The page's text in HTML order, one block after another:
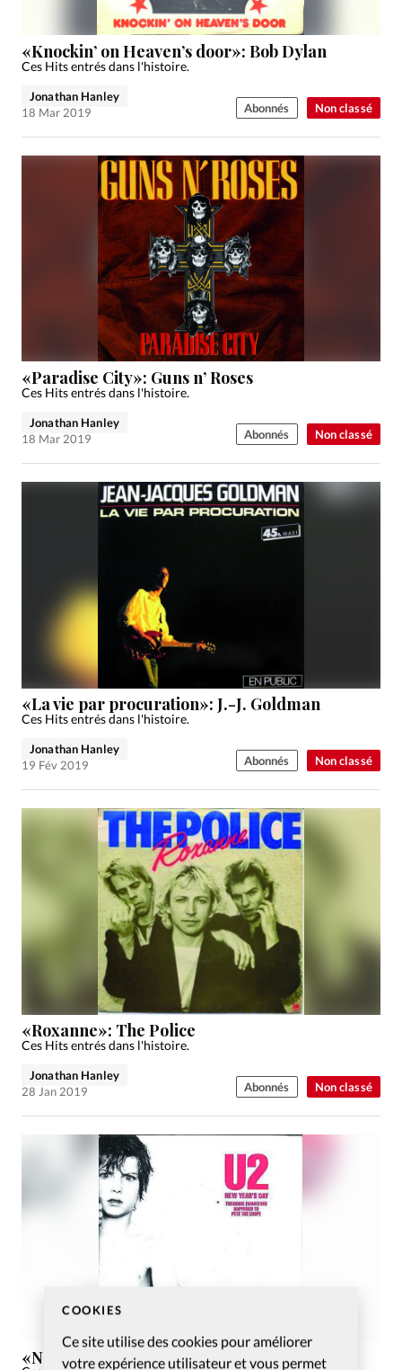
COOKIES
Ce site utilise des cookies pour améliorer
votre expérience utilisateur et vous permet
Non classé
«Knockin’ on Heaven’s door»: Bob Dylan
Ces Hits entrés dans l'histoire.
Jonathan Hanley
18 Mar 2019
Abonnés
Non classé
«Paradise City»: Guns n’ Roses
Ces Hits entrés dans l'histoire.
Jonathan Hanley
18 Mar 2019
Abonnés
Non classé
«La vie par procuration»: J.-J. Goldman
Ces Hits entrés dans l'histoire.
Jonathan Hanley
19 Fév 2019
Abonnés
Non classé
«Roxanne»: The Police
Ces Hits entrés dans l'histoire.
Jonathan Hanley
28 Jan 2019
Abonnés
«New Year’s Day»: U2